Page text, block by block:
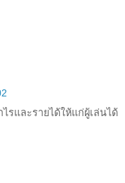
รและรายได้ให้แก่ผู้เล่นได้